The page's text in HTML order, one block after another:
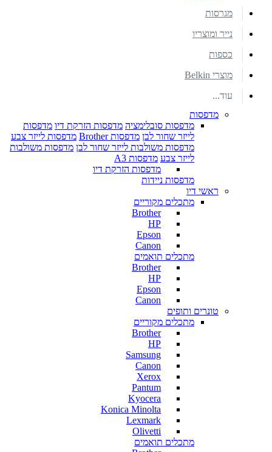
מגרסות
נייר ומוצריו
כספות
מוצרי Belkin
עוד...
מדפסות
מדפסות סובלימציה מדפסות הזרקת דיו מדפסות
לייזר שחור לבן מדפסות Brother
מדפסות לייזר צבע
מדפסות משולבות לייזר שחור לבן מדפסות משולבות
לייזר צבע מדפסות A3
מדפסות הזרקת דיו
מדפסות ניידות
ראשי דיו
מתכלים מקוריים
Brother
HP
Epson
Canon
מתכלים תואמים
Brother
HP
Epson
Canon
טונרים ותופים
מתכלים מקוריים
Brother
HP
Samsung
Canon
Xerox
Pantum
Kyocera
Konica Minolta
Lexmark
Olivetti
מתכלים תואמים